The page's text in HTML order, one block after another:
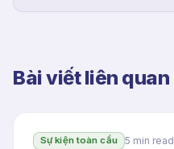
Bài viết liên quan
Sự kiện toàn cầu 5 min read